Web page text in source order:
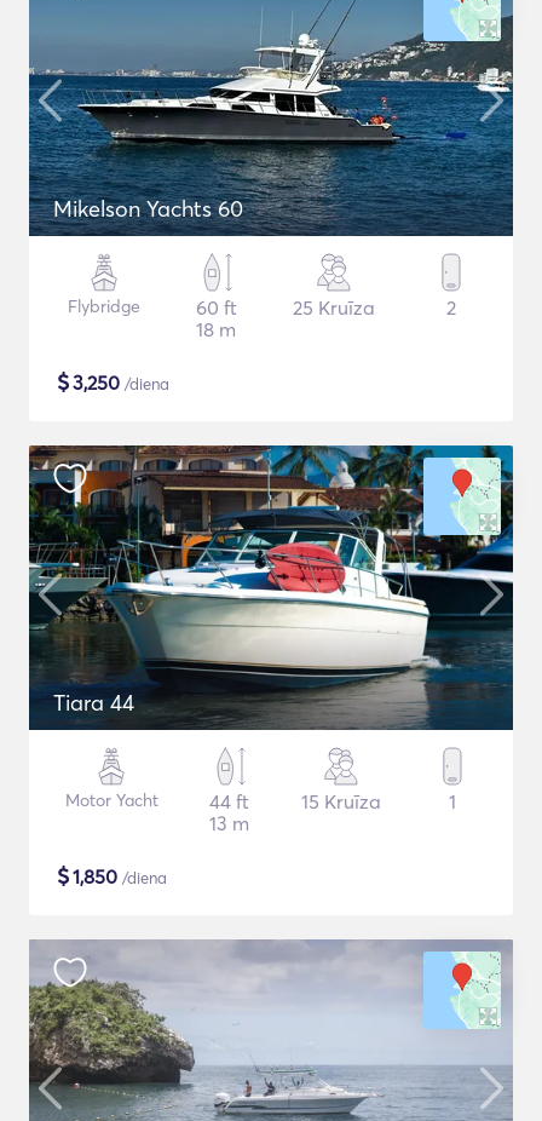
Mikelson Yachts 60
Flybridge
60 ft
18 m
25 Kruīza 2
$3,250 /diena
Tiara 44
Motor Yacht
44 ft
13 m
15 Kruīza 1
$1,850 /diena